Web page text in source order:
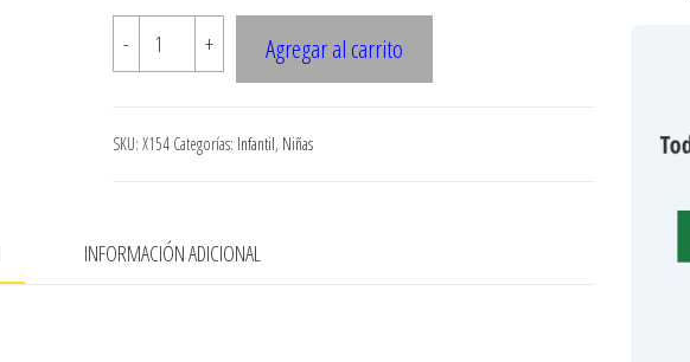
-
X154
ABRIGO
EN
CINTURA
cantidad
+ Agregar al carrito
SKU: X154 Categorías: Infantil, Niñas
INFORMACIÓN ADICIONAL